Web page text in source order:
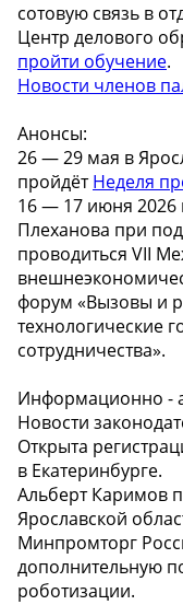
сотовую связь в
Центр делового
пройти обучение.
Новости членов
Анонсы:
26 — 29 мая в
пройдётНеделя
16 — 17 июня 2026
Плеханова при
проводиться VII
форум «Вызовы и
технологические
сотрудничества».
Информационно -
Новости
Открыта
в Екатеринбурге.
Альберт Каримов
Ярославской
Минпромторг
дополнительную
роботизации.